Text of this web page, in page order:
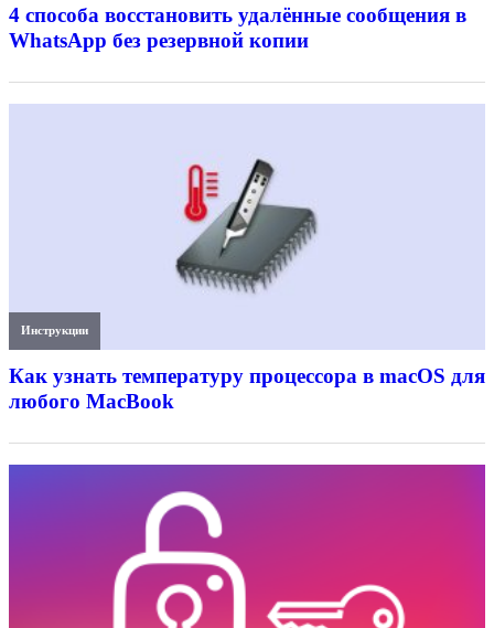
4 способа восстановить удалённые сообщения в
WhatsApp без резервной копии
Инструкции
Как узнать температуру процессора в macOS для
любого MacBook